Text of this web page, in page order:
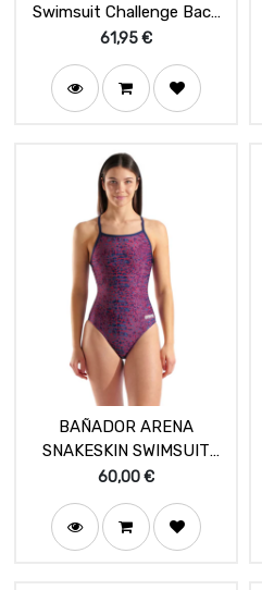
Swimsuit Challenge Back
Pink Multi
61,95€
BAÑADOR ARENA
SNAKESKIN SWIMSUIT
LIGHTDROP BACK
NAVY/TEAM
60,00€